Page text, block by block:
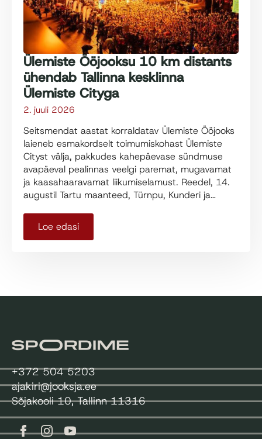
Ülemiste Ööjooksu 10 km distants
ühendab Tallinna kesklinna
Ülemiste Cityga
2. juuli 2026
Seitsmendat aastat korraldatav Ülemiste Ööjooks
laieneb esmakordselt toimumiskohast Ülemiste
Cityst välja, pakkudes kahepäevase sündmuse
avapäeval pealinnas veelgi paremat, mugavamat
ja kaasahaaravamat liikumiselamust. Reedel, 14.
augustil Tartu maanteed, Türnpu, Kunderi ja…
Loe edasi
+372 504 5203
ajakiri@jooksja.ee
Sõjakooli 10, Tallinn 11316